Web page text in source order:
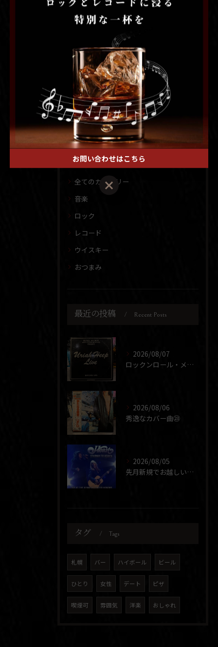
#札幌隠れ家バー
< 前のページ 一覧に戻る 次のページ >
カテゴリー Categories
全てのカテゴリー
音楽
ロック
レコード
ウイスキー
おつまみ
最近の投稿 Recent Posts
2026/08/07
ロックンロール・メドレー
2026/08/06
秀逸なカバー曲㉓
2026/08/05
先月新規でお越しいただいた団体さまが、ほぼ同じメンバーで2度...
タグ Tags
札幌 バー ハイボール ビール
ひとり 女性 デート ピザ
喫煙可 雰囲気 洋楽 おしゃれ
お問い合わせはこちら